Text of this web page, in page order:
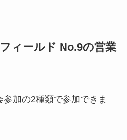
ィールド No.9の営業
加の2種類で参加できま